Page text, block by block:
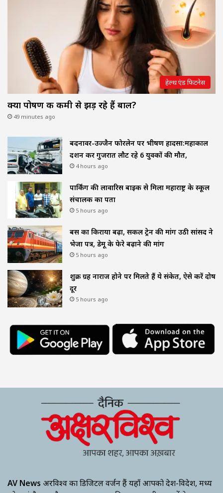
हेल्थ एंड फिटनेस
क्या पोषण की कमी से झड़ रहे हैं बाल?
49 minutes ago
बदनावर-उज्जैन फोरलेन पर भीषण हादसा:महाकाल
दर्शन कर गुजरात लौट रहे 6 युवकों की मौत,
4 hours ago
पार्किंग की लावारिस बाइक से मिला महाराष्ट्र के स्कूल
संचालक का पता
5 hours ago
बस का किराया बढ़ा, सर्कल ट्रेन की मांग उठी सांसद ने
भेजा पत्र, डेमू के फेरे बढ़ाने की मांग
5 hours ago
शुक्र ग्रह नाराज होने पर मिलते हैं ये संकेत, ऐसे करें दोष
दूर
5 hours ago
AV News अक्षरविश्व का डिजिटल वर्जन हैं यहाँ आपको देश-विदेश, मध्य